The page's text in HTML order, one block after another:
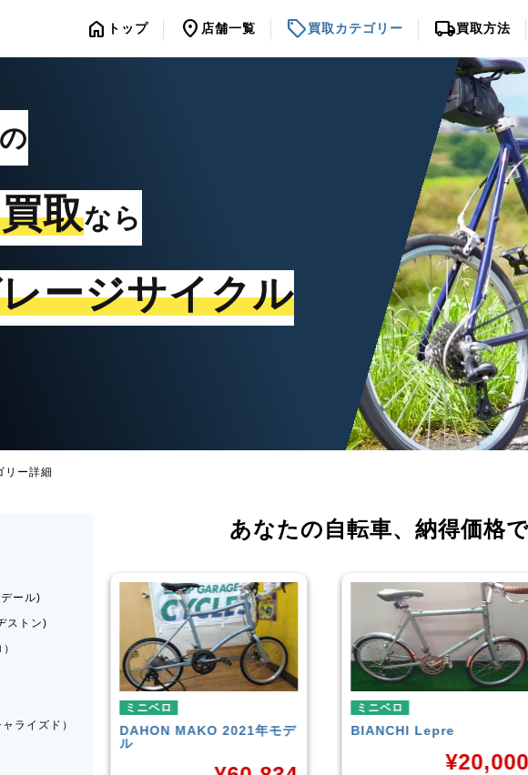
home トップ location_on 店舗一覧 sell買取カテゴリー local_shipping買取方法
取なら
ージサイクル
リー詳細
あなたの自転車、 納得価格
年モデ
ミニベロ
BIANCHILepre
¥20,000
ミニベロ
ternSURGE 2021年モデル
¥
ール)
ストン)
ライズド）